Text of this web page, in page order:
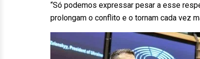
“Só podemos expressar pesar a esse
prolongam o conflito e o tornam cada vez